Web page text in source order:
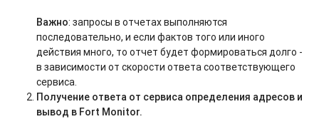
Важно: запросы в отчетах выполняются
последовательно, и если фактов того или иного
действия много, то отчет будет формироваться долго -
в зависимости от скорости ответа соответствующего
сервиса.
Получение ответа от сервиса определения адресов и
вывод в Fort Monitor.